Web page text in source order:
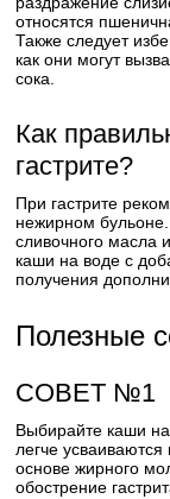
относятся
Также следует
как они могут
сока.
Как
гастрите?
При гастрите
нежирном бульоне.
сливочного масла
каши на воде с
получения
Полезные
СОВЕТ №1
Выбирайте каши
легче
основе жирного
обострение